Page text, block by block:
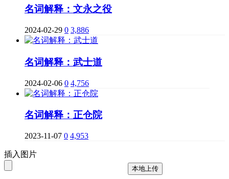
名词解释：文永之役
2024-02-29 0 3,886
名词解释：武士道
2024-02-06 0 4,756
名词解释：正仓院
2023-11-07 0 4,953
插入图片
本地上传